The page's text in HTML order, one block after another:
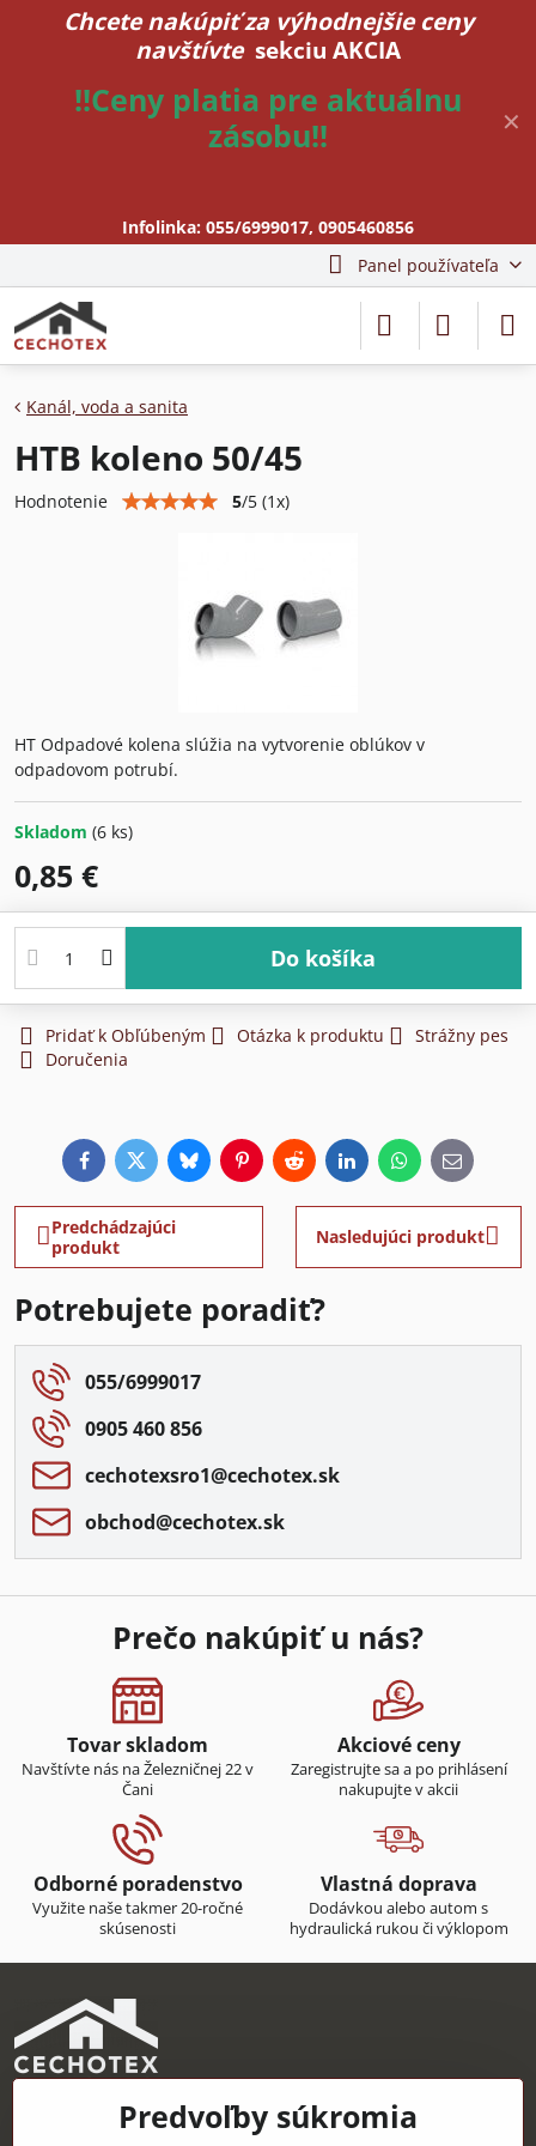
✕
Chcete nakúpiť za výhodnejšie ceny
navštívte sekciu AKCIA
!!Ceny platia pre aktuálnu
zásobu!!
Infolinka: 055/6999017, 0905460856
Panel používateľa
Kanál, voda a sanita
HTB koleno 50/45
Hodnotenie 5/5 (1x)
HT Odpadové kolena slúžia na vytvorenie oblúkov v
odpadovom potrubí.
Skladom (6 ks)
0,85 €
Do košíka
Pridať k Obľúbeným Otázka k produktu
Strážny pes
Doručenia
FacebookTwitterBlueskyPinterestRedditLinkedInWhatsApp
E-
mail
Predchádzajúci
produkt
Nasledujúci produkt
Potrebujete poradiť?
055/6999017
0905 460 856
cechotexsro1​@cechotex​.sk
obchod​@cechotex​.sk
Prečo nakúpiť u nás?
Tovar skladom
Navštívte nás na Železničnej 22 v
Čani
Akciové ceny
Zaregistrujte sa a po prihlásení
nakupujte v akcii
Odborné poradenstvo
Využite naše takmer 20-ročné
skúsenosti
Vlastná doprava
Dodávkou alebo autom s
hydraulická rukou či výklopom
CECHOTEX s.r.o.Predvoľby súkromia